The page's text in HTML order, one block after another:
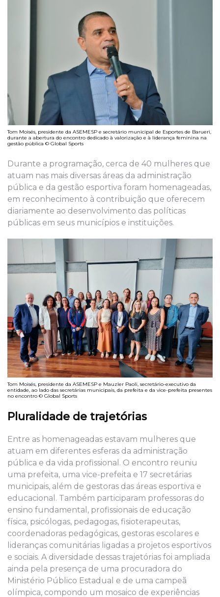
Tom Moisés, presidente da ASEMESP e secretário municipal de Esportes de Barueri,
durante a abertura do encontro dedicado à valorização e à liderança feminina na
gestão pública © Global Sports
Durante a programação, cerca de 40 mulheres que
atuam nas mais diversas áreas da administração
pública e da gestão esportiva foram homenageadas,
em reconhecimento à contribuição que oferecem
diariamente ao desenvolvimento das políticas
públicas em seus municípios e instituições.
Tom Moisés, presidente da ASEMESP e Mauzler Paoli, secretário-executivo da
entidade, ao lado das secretárias municipais, da prefeita e da vice-prefeita presentes
no encontro © Global Sports
Pluralidade de trajetórias
Entre as homenageadas estavam mulheres que
atuam em diferentes esferas da administração
pública e da vida profissional. O encontro reuniu
uma prefeita, uma vice-prefeita e 17 secretárias
municipais, além de gestoras das áreas esportiva e
educacional. Também participaram professoras do
ensino fundamental, profissionais de educação
física, psicólogas, pedagogas, fisioterapeutas,
coordenadoras pedagógicas, gestoras escolares e
lideranças comunitárias ligadas a projetos esportivos
e sociais. A diversidade dessas trajetórias foi ampliada
ainda pela presença de uma procuradora do
Ministério Público Estadual e de uma campeã
olímpica, compondo um mosaico de experiências